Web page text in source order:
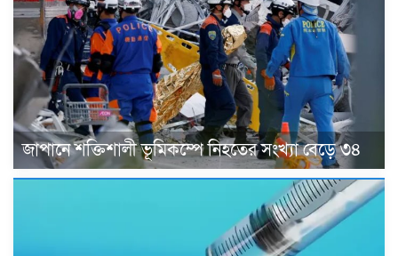
জাপানে শক্তিশালী ভূমিকম্পে নিহতের সংখ্যা বেড়ে ৩৪